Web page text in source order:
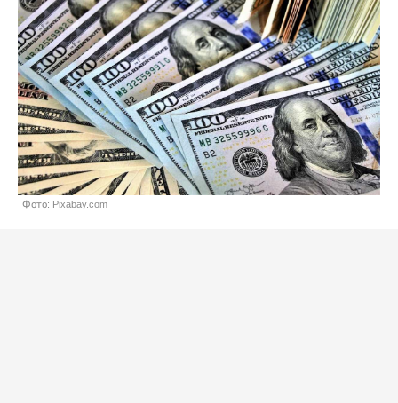
Фото: Pixabay.com